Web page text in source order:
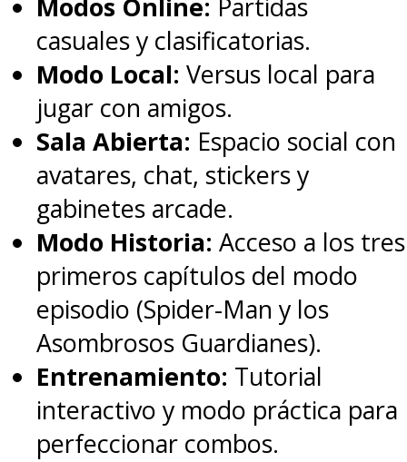
Modos Online: Partidas
casuales y clasificatorias.
Modo Local: Versus local para
jugar con amigos.
Sala Abierta: Espacio social con
avatares, chat, stickers y
gabinetes arcade.
Modo Historia: Acceso a los tres
primeros capítulos del modo
episodio (Spider-Man y los
Asombrosos Guardianes).
Entrenamiento: Tutorial
interactivo y modo práctica para
perfeccionar combos.